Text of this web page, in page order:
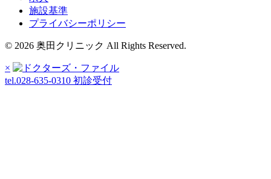
施設基準
プライバシーポリシー
© 2026 奥田クリニック All Rights Reserved.
×
tel.028-635-0310 初診受付